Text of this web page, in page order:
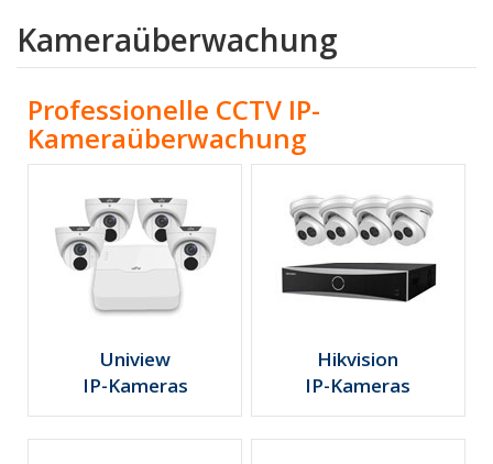
Kameraüberwachung
Professionelle CCTV IP-
Kameraüberwachung
Uniview
IP-Kameras
Hikvision
IP-Kameras